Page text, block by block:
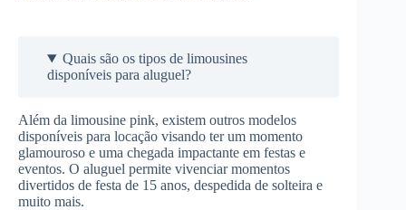
Quais são os tipos de limousines
disponíveis para aluguel?
Além da limousine pink, existem outros modelos
disponíveis para locação visando ter um momento
glamouroso e uma chegada impactante em festas e
eventos. O aluguel permite vivenciar momentos
divertidos de festa de 15 anos, despedida de solteira e
muito mais.